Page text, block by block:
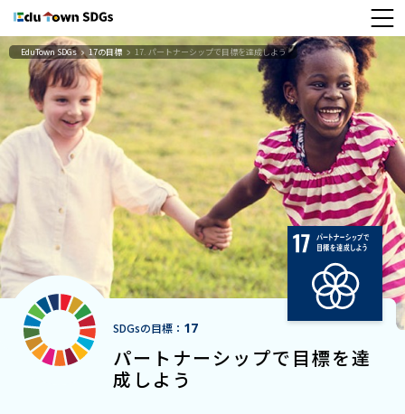
EduTown SDGs 17の目標 17. パートナーシップで目標を達成しよう
SDGsの目標： 17
パートナーシップで目標を達
成しよう